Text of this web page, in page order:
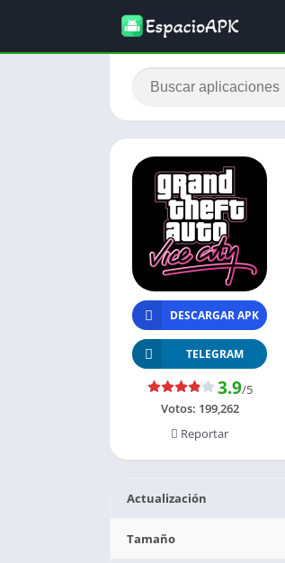
DESCARGAR APK
TELEGRAM
3.9/5
Votos: 199,262
Reportar
Actualización
Tamaño